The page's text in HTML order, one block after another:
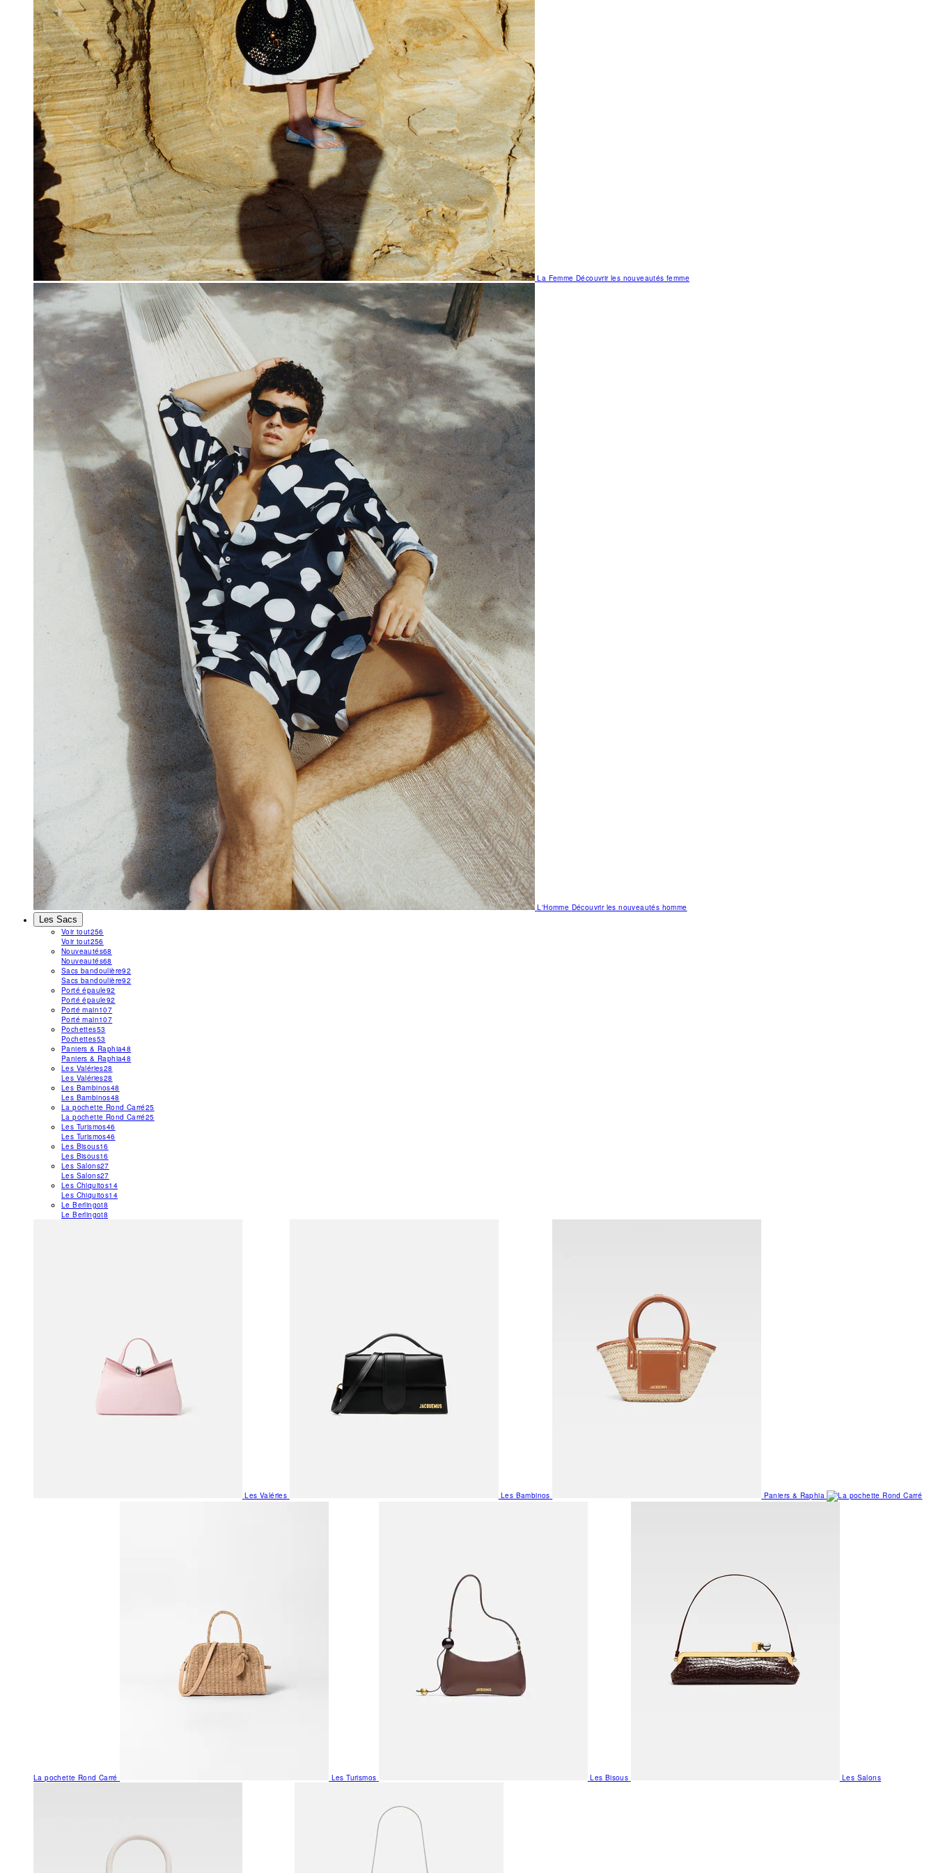
La FemmeDécouvrir les nouveautés femme
L'Homme Découvrir les nouveautés homme
Les Sacs
Voir tout256
Voir tout256
Nouveautés68
Nouveautés68
Sacs bandoulière92
Sacs bandoulière92
Porté épaule92
Porté épaule92
Porté main107
Porté main107
Pochettes53
Pochettes53
Paniers & Raphia48
Paniers & Raphia48
Les Valéries28
Les Valéries28
Les Bambinos48
Les Bambinos48
La pochette Rond Carré25
La pochette Rond Carré25
Les Turismos46
Les Turismos46
Les Bisous16
Les Bisous16
Les Salons27
Les Salons27
Les Chiquitos14
Les Chiquitos14
Le Berlingot8
Le Berlingot8
Les Valéries Les Bambinos Paniers & Raphia
La pochette Rond Carré Les Turismos Les Bisous Les Salons